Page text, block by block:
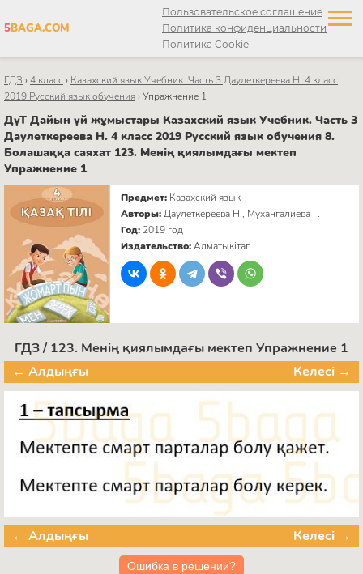
5BAGA.COM
Пользовательское соглашение
Политика конфиденциальности
Политика Cookie
ГДЗ ›4 класс › Казахский язык Учебник. Часть 3 Даулеткереева Н. 4 класс
2019 Русский язык обучения›Упражнение 1
ДүТ Дайын үй жұмыстары Казахский язык Учебник. Часть 3
Даулеткереева Н. 4 класс 2019 Русский язык обучения 8.
Болашаққа саяхат 123. Менің қиялымдағы мектеп
Упражнение 1
Предмет: Казахский язык
Авторы:Даулеткереева Н., Мухангалиева Г.
Год: 2019 год
Издательство:Алматыкітап
ГДЗ / 123. Менің қиялымдағы мектеп Упражнение 1
← Алдыңғы
Келесі →
← Алдыңғы Келесі →
Ошибка в решении?